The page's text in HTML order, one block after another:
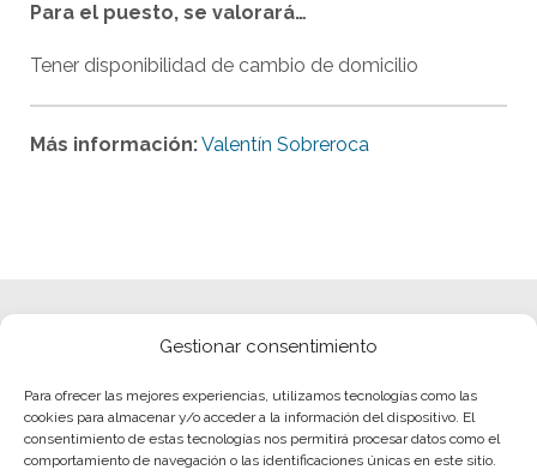
Gestionar consentimiento
Para ofrecer las mejores experiencias, utilizamos tecnologías como las
cookies para almacenar y/o acceder a la información del dispositivo. El
consentimiento de estas tecnologías nos permitirá procesar datos como el
comportamiento de navegación o las identificaciones únicas en este sitio.
Para el puesto, se valorará…
Tener disponibilidad de cambio de domicilio
Más información:Valentín Sobreroca